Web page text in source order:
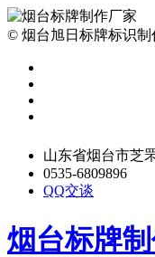
© 烟台旭日标牌标识制
山东省烟台市芝
0535-6809896
QQ交谈
烟台标牌